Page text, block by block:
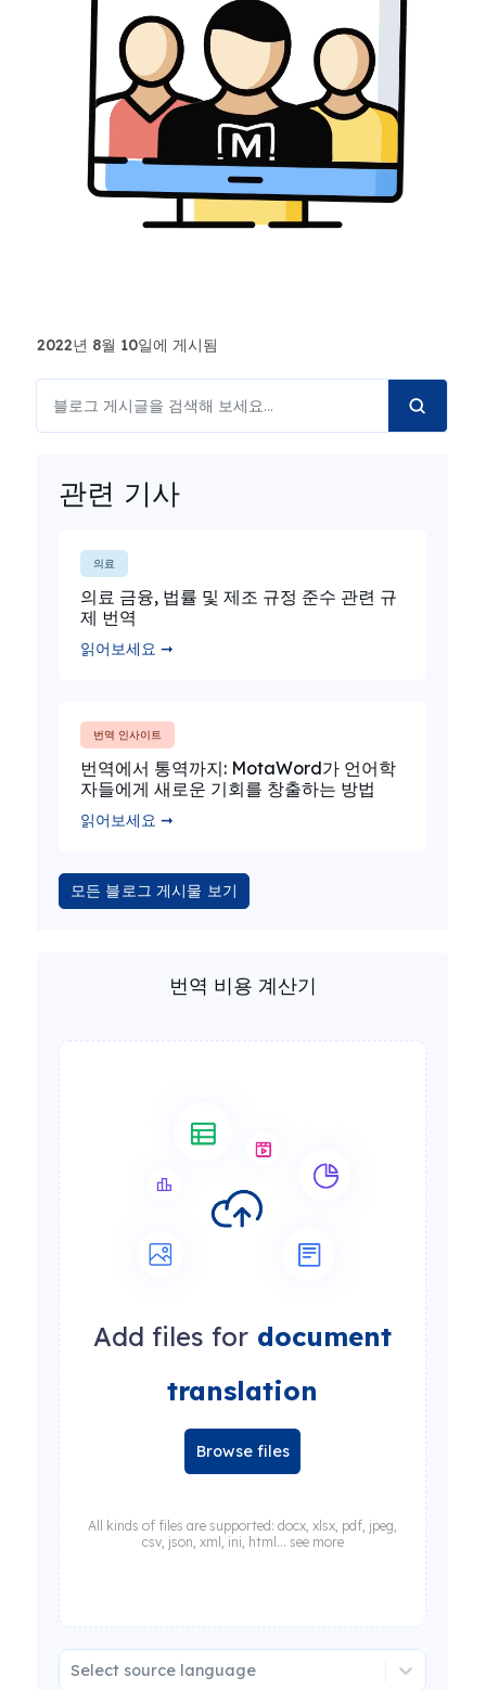
2022년 8월 10일에 게시됨
관련 기사
의료
의료 금융, 법률 및 제조 규정 준수 관련 규
제 번역
읽어보세요 ➞
번역 인사이트
번역에서 통역까지: MotaWord가 언어학
자들에게 새로운 기회를 창출하는 방법
읽어보세요 ➞
모든 블로그 게시물 보기
번역 비용 계산기
Add files for document
translation
Browse files
All kinds of files are supported: docx, xlsx, pdf, jpeg,
csv, json, xml, ini, html... see more
Select source language